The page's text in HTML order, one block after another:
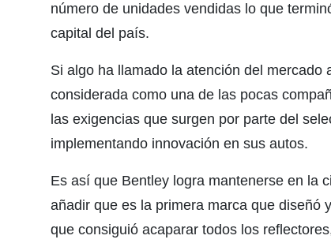
número de unidades vendidas lo que
capital del país.
Si algo ha llamado la atención del
considerada como una de las pocas
las exigencias que surgen por parte del
implementando innovación en sus autos.
Es así que Bentley logra mantenerse en la
añadir que es la primera marca que diseñó
que consiguió acaparar todos los